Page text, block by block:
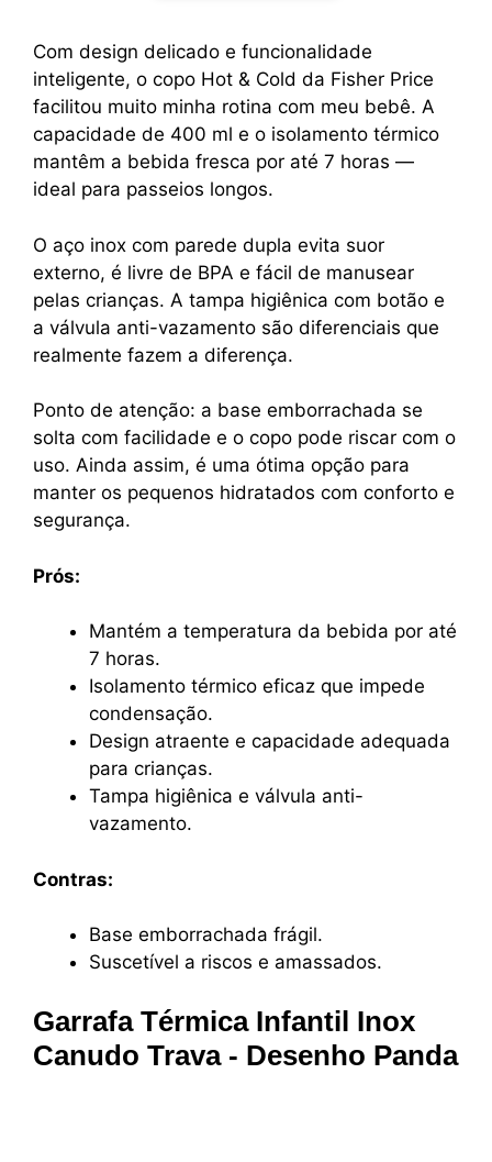
Com design delicado e funcionalidade
inteligente, o copo Hot & Cold da Fisher Price
facilitou muito minha rotina com meu bebê. A
capacidade de 400 ml e o isolamento térmico
mantêm a bebida fresca por até 7 horas —
ideal para passeios longos.
O aço inox com parede dupla evita suor
externo, é livre de BPA e fácil de manusear
pelas crianças. A tampa higiênica com botão e
a válvula anti-vazamento são diferenciais que
realmente fazem a diferença.
Ponto de atenção: a base emborrachada se
solta com facilidade e o copo pode riscar com o
uso. Ainda assim, é uma ótima opção para
manter os pequenos hidratados com conforto e
segurança.
Prós:
Mantém a temperatura da bebida por até
7 horas.
Isolamento térmico eficaz que impede
condensação.
Design atraente e capacidade adequada
para crianças.
Tampa higiênica e válvula anti-
vazamento.
Contras:
Base emborrachada frágil.
Suscetível a riscos e amassados.
Garrafa Térmica Infantil Inox
Canudo Trava - Desenho Panda